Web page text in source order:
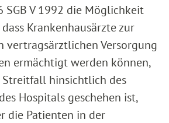
SGB V 1992 die Möglichkeit
Krankenhausärzte zur
vertragsärztlichen Versorgung
ermächtigt werden können,
hinsichtlich des
Hospitals geschehen ist,
die Patienten in der